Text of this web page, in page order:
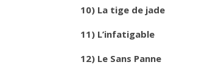
10) La tige de jade
11) L’infatigable
12) Le Sans Panne